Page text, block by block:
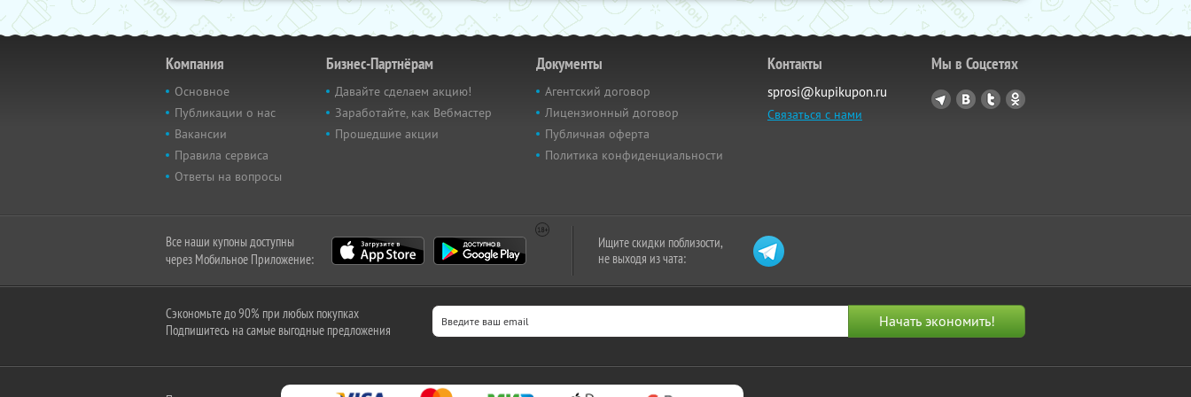
Компания
Основное
Публикации о нас
Вакансии
Правила сервиса
Ответы на вопросы
Бизнес-Партнёрам
Давайте сделаем акцию!
Заработайте, как Вебмастер
Прошедшие акции
Документы
Агентский договор
Лицензионный договор
Публичная оферта
Политика конфиденциальности
Контакты
sprosi@kupikupon.ru
Связаться с нами
Мы в Соцсетях
Все наши купоны доступны
через Мобильное Приложение:
Ищите скидки поблизости,
не выходя из чата:
Сэкономьте до 90% при любых покупках
Подпишитесь на самые выгодные предложения